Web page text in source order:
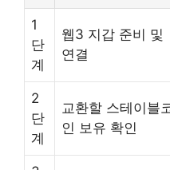
1
단
계
웹3 지갑 준비 및
연결
2
단
계
교환할 스테이블
인 보유 확인